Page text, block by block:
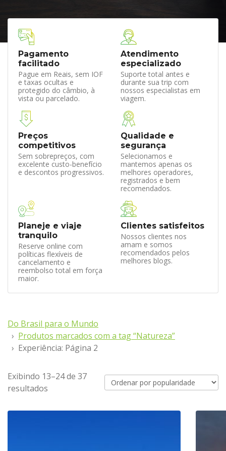
Pagamento
facilitado
Pague em Reais, sem IOF
e taxas ocultas e
protegido do câmbio, à
vista ou parcelado.
Atendimento
especializado
Suporte total antes e
durante sua trip com
nossos especialistas em
viagem.
Preços
competitivos
Sem sobrepreços, com
excelente custo-benefício
e descontos progressivos.
Qualidade e
segurança
Selecionamos e
mantemos apenas os
melhores operadores,
registrados e bem
recomendados.
Planeje e viaje
tranquilo
Reserve online com
políticas flexíveis de
cancelamento e
reembolso total em força
maior.
Clientes satisfeitos
Nossos clientes nos
amam e somos
recomendados pelos
melhores blogs.
Do Brasil para o Mundo
Produtos marcados com a tag “Natureza”
Experiência: Página 2
Exibindo 13–24 de 37
resultados